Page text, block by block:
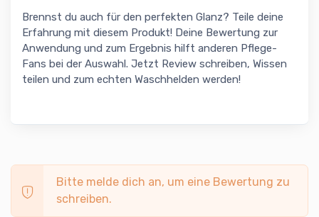
Brennst du auch für den perfekten Glanz? Teile deine
Erfahrung mit diesem Produkt! Deine Bewertung zur
Anwendung und zum Ergebnis hilft anderen Pflege-
Fans bei der Auswahl. Jetzt Review schreiben, Wissen
teilen und zum echten Waschhelden werden!
Bitte melde dich an, um eine Bewertung zu
schreiben.